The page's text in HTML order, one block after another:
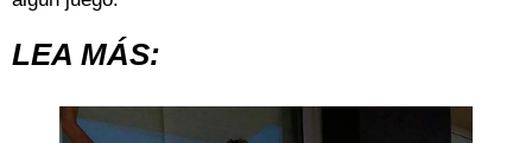
LEA MÁS: